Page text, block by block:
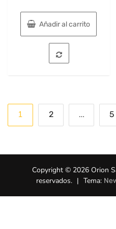
Añadir al carrito
Paginación
de
entradas
1 2 … 5
Copyright © 2026 Orion
reservados. | Tema: